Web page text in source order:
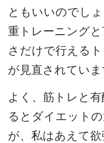
ともいいのでし
重トレーニング
さだけで行える
が見直されていま
よく、筋トレと
るとダイエット
が、私はあえて